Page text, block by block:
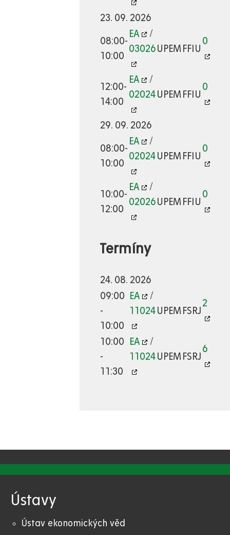
23. 09. 2026
08:00-
10:00
EA
/
03026 UPEM FFIU
0
12:00-
14:00
EA
/
02024 UPEM FFIU
0
29. 09. 2026
08:00-
10:00
EA
/
02024 UPEM FFIU
0
10:00-
12:00
EA
/
02026 UPEM FFIU
0
Termíny
24. 08. 2026
09:00
-
10:00
EA
/
11024 UPEM FSRJ
2
10:00
-
11:30
EA
/
11024 UPEM FSRJ
6
Ústavy
Ústav ekonomických věd